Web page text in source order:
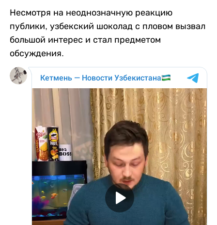
Несмотря на неоднозначную реакцию
публики, узбекский шоколад с пловом вызвал
большой интерес и стал предметом
обсуждения.